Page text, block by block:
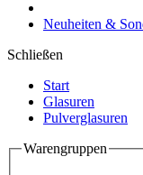
Neuheiten &
Schließen
Start
Glasuren
Pulverglasuren
Warengruppen